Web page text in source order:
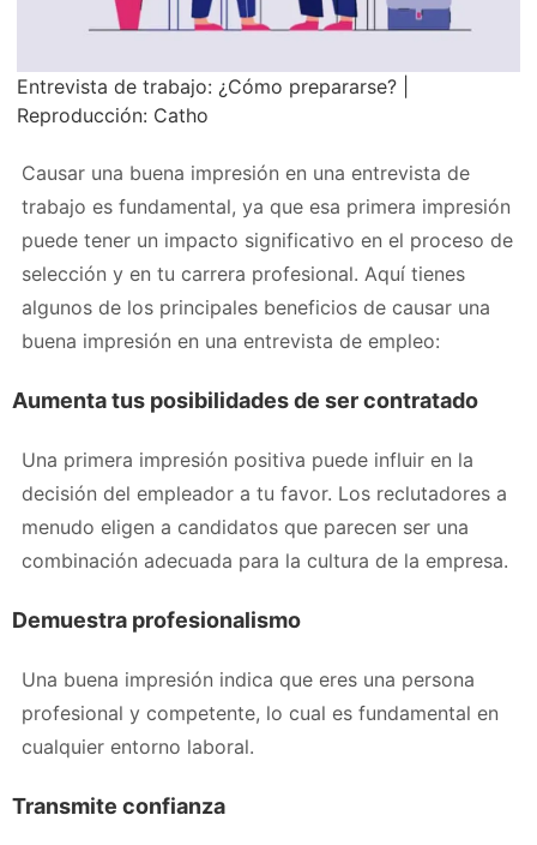
Entrevista de trabajo: ¿Cómo prepararse? |
Reproducción: Catho
Causar una buena impresión en una entrevista de
trabajo es fundamental, ya que esa primera impresión
puede tener un impacto significativo en el proceso de
selección y en tu carrera profesional. Aquí tienes
algunos de los principales beneficios de causar una
buena impresión en una entrevista de empleo:
Aumenta tus posibilidades de ser contratado
Una primera impresión positiva puede influir en la
decisión del empleador a tu favor. Los reclutadores a
menudo eligen a candidatos que parecen ser una
combinación adecuada para la cultura de la empresa.
Demuestra profesionalismo
Una buena impresión indica que eres una persona
profesional y competente, lo cual es fundamental en
cualquier entorno laboral.
Transmite confianza